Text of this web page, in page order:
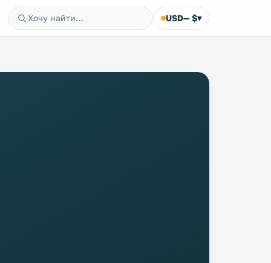
USD— $▾